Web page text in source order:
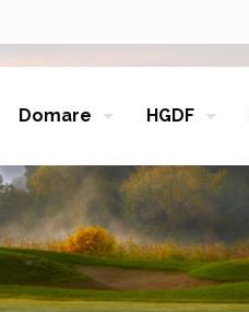
Domare HGDF